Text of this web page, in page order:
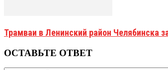
Трамваи в Ленинский район Челябинска
ОСТАВЬТЕ ОТВЕТ